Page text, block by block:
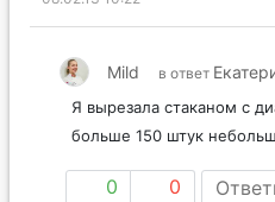
Mild в ответ
Я вырезала стаканом с
больше 150 штук
0 0